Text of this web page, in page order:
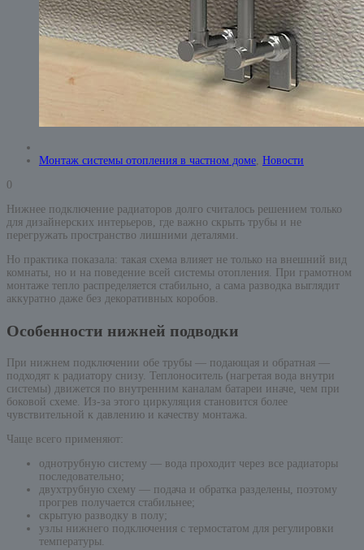
Монтаж системы отопления в частном доме, Новости
0
Нижнее подключение радиаторов долго считалось решением только
для дизайнерских интерьеров, где важно скрыть трубы и не
перегружать пространство лишними деталями.
Но практика показала: такая схема влияет не только на внешний вид
комнаты, но и на поведение всей системы отопления. При грамотном
монтаже тепло распределяется стабильно, а сама разводка выглядит
аккуратно даже без декоративных коробов.
Особенности нижней подводки
При нижнем подключении обе трубы — подающая и обратная —
подходят к радиатору снизу. Теплоноситель (нагретая вода внутри
системы) движется по внутренним каналам батареи иначе, чем при
боковой схеме. Из-за этого циркуляция становится более
чувствительной к давлению и качеству монтажа.
Чаще всего применяют:
однотрубную систему — вода проходит через все радиаторы
последовательно;
двухтрубную схему — подача и обратка разделены, поэтому
прогрев получается стабильнее;
скрытую разводку в полу;
узлы нижнего подключения с термостатом для регулировки
температуры.